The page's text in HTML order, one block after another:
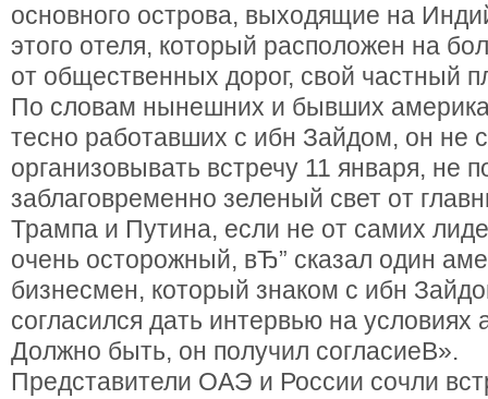
основного острова, выходящие на
этого отеля, который расположен на
от общественных дорог, свой частный
По словам нынешних и бывших
тесно работавших с ибн Зайдом, он не
организовывать встречу 11 января, не
заблаговременно зеленый свет от
Трампа и Путина, если не от самих
очень осторожный, вЂ” сказал один
бизнесмен, который знаком с ибн
согласился дать интервью на условиях
Должно быть, он получил согласиеВ».
Представители ОАЭ и России сочли